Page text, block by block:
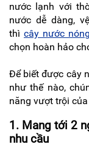
KANGAROO
KIỆN
MÁY
LỌC
LỌC
TỔNG,
ĐẦU
CÔNG
NGHIỆP
nước lạnh với
nước dễ dàng,
thì cây nước
chọn hoàn hảo
Để biết được cây
như thế nào,
năng vượt trội
1. Mang tới 2
nhu cầu